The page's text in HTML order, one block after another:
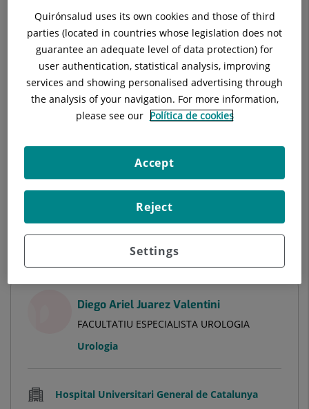
Urologia
Hospital Universitari General de Catalunya
Veure Fitxa Demanar hora
Veure més especialistes aBarcelona
Diego Ariel Juarez Valentini
FACULTATIU ESPECIALISTA UROLOGIA
Urologia
Hospital Universitari General de Catalunya
Quirónsalud uses its own cookies and those of third
parties (located in countries whose legislation does not
guarantee an adequate level of data protection) for
user authentication, statistical analysis, improving
services and showing personalised advertising through
the analysis of your navigation. For more information,
please see our Política de cookies
Settings
Reject
Accept